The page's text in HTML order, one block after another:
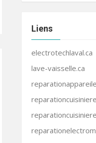
Liens
electrotechlaval.ca
lave-vaisselle.ca